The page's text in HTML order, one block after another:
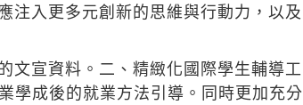
注入更多元創新的思維與行動力，以及
文宣資料。二、精緻化國際學生輔導工
學成後的就業方法引導。同時更加充分